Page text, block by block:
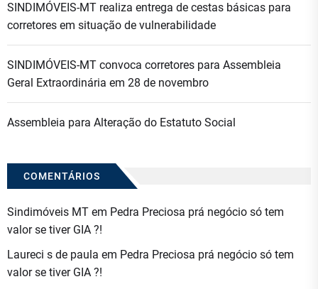
SINDIMÓVEIS-MT realiza entrega de cestas básicas para
corretores em situação de vulnerabilidade
SINDIMÓVEIS-MT convoca corretores para Assembleia
Geral Extraordinária em 28 de novembro
Assembleia para Alteração do Estatuto Social
COMENTÁRIOS
Sindimóveis MT em Pedra Preciosa prá negócio só tem
valor se tiver GIA ?!
Laureci s de paula em Pedra Preciosa prá negócio só tem
valor se tiver GIA ?!